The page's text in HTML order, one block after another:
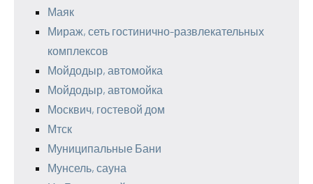
Маяк
Мираж, сеть гостинично-развлекательных
комплексов
Мойдодыр, автомойка
Мойдодыр, автомойка
Москвич, гостевой дом
Мтск
Муниципальные Бани
Мунсель, сауна